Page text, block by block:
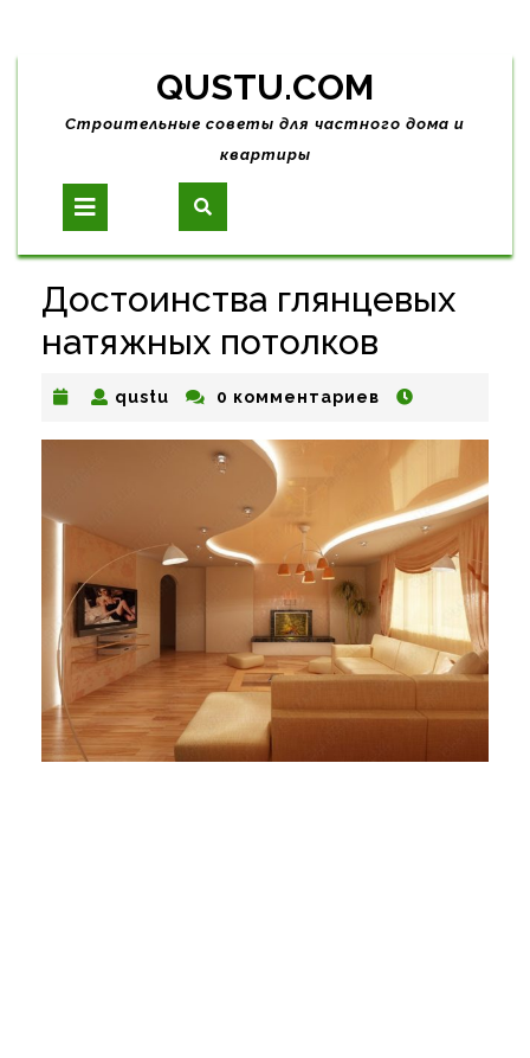
Skip
content
QUSTU.COM
Строительные советы для частного дома и
квартиры
Open
Button
Достоинства глянцевых
натяжных потолков
qustu qustu0 комментариев